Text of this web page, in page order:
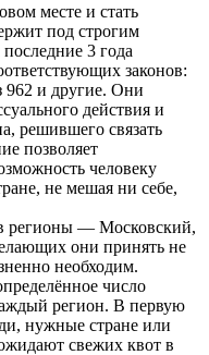
месте и стать
под строгим
3 года
законов:
и другие. Они
действия и
решившего связать
позволяет
человеку
не мешая ни себе,
регионы — Московский,
они принять не
необходим.
число
регион. В первую
нужные стране или
свежих квот в